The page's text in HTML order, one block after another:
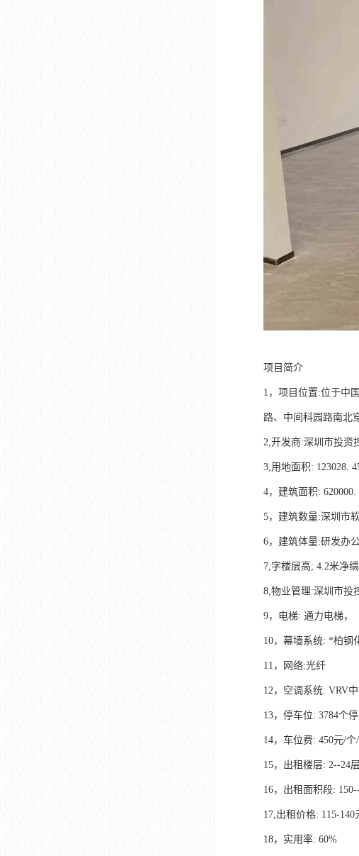
项目简介
1，项目位置:位于中
路、中间科园路南北
2,开发商:深圳市投资
3,用地面积: 123028.
4，建筑面积: 620000.
5，建筑数量:深圳市
6，建筑体量:研发办
7,字楼层高; 4.2米净
8,物业管理:深圳市投
9，电梯: 通力电梯，
10，幕墙系统: *柏钢
11，网络:光纤
12，空调系统: VRV
13，停车位: 3784个
14，车位费: 450元/
15，出租楼层: 2--24层
16，出租面积段:
17,出租价格: 115-140
18，实用率: 60%